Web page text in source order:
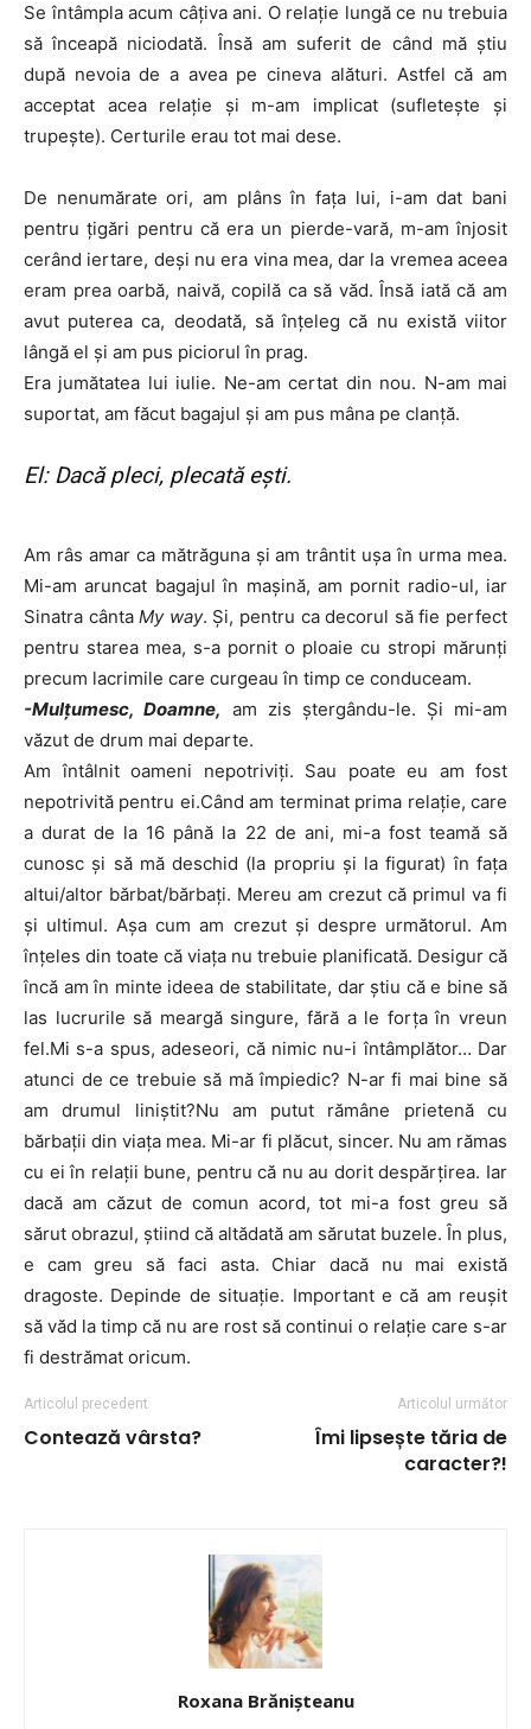
Se întâmpla acum câțiva ani. O relație lungă ce nu trebuia
să înceapă niciodată. Însă am suferit de când mă știu
după nevoia de a avea pe cineva alături. Astfel că am
acceptat acea relație și m-am implicat (sufleteşte şi
trupeşte). Certurile erau tot mai dese.
De nenumărate ori, am plâns în fața lui, i-am dat bani
pentru țigări pentru că era un pierde-vară, m-am înjosit
cerând iertare, deși nu era vina mea, dar la vremea aceea
eram prea oarbă, naivă, copilă ca să văd. Însă iată că am
avut puterea ca, deodată, să înțeleg că nu există viitor
lângă el și am pus piciorul în prag.
Era jumătatea lui iulie. Ne-am certat din nou. N-am mai
suportat, am făcut bagajul și am pus mâna pe clanță.
El: Dacă pleci, plecată ești.
Am râs amar ca mătrăguna și am trântit ușa în urma mea.
Mi-am aruncat bagajul în mașină, am pornit radio-ul, iar
Sinatra cântaMy way. Și, pentru ca decorul să fie perfect
pentru starea mea, s-a pornit o ploaie cu stropi mărunți
precum lacrimile care curgeau în timp ce conduceam.
-Mulțumesc, Doamne, am zis ștergându-le. Și mi-am
văzut de drum mai departe.
Am întâlnit oameni nepotriviţi. Sau poate eu am fost
nepotrivită pentru ei.Când am terminat prima relaţie, care
a durat de la 16 până la 22 de ani, mi-a fost teamă să
cunosc şi să mă deschid (la propriu şi la figurat) în faţa
altui/altor bărbat/bărbaţi. Mereu am crezut că primul va fi
şi ultimul. Aşa cum am crezut şi despre următorul. Am
înţeles din toate că viaţa nu trebuie planificată. Desigur că
încă am în minte ideea de stabilitate, dar ştiu că e bine să
las lucrurile să meargă singure, fără a le forţa în vreun
fel.Mi s-a spus, adeseori, că nimic nu-i întâmplător… Dar
atunci de ce trebuie să mă împiedic? N-ar fi mai bine să
am drumul liniştit?Nu am putut rămâne prietenă cu
bărbaţii din viaţa mea. Mi-ar fi plăcut, sincer. Nu am rămas
cu ei în relaţii bune, pentru că nu au dorit despărţirea. Iar
dacă am căzut de comun acord, tot mi-a fost greu să
sărut obrazul, ştiind că altădată am sărutat buzele. În plus,
e cam greu să faci asta. Chiar dacă nu mai există
dragoste. Depinde de situaţie. Important e că am reuşit
să văd la timp că nu are rost să continui o relaţie care s-ar
fi destrămat oricum.
Articolul precedent
Contează vârsta?
Articolul următor
Îmi lipsește tăria de
caracter?!
Roxana Brănișteanu